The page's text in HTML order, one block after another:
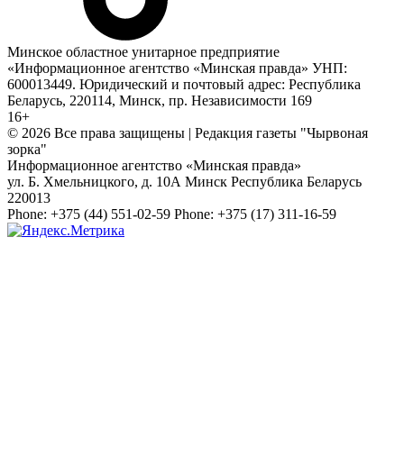
Минское областное унитарное предприятие
«Информационное агентство «Минская правда» УНП:
600013449. Юридический и почтовый адрес: Республика
Беларусь, 220114, Минск, пр. Независимости 169
16+
© 2026 Все права защищены | Редакция газеты "Чырвоная
зорка"
Информационное агентство «Минская правда»
ул. Б. Хмельницкого, д. 10А Минск Республика Беларусь
220013
Phone: +375 (44) 551-02-59 Phone: +375 (17) 311-16-59